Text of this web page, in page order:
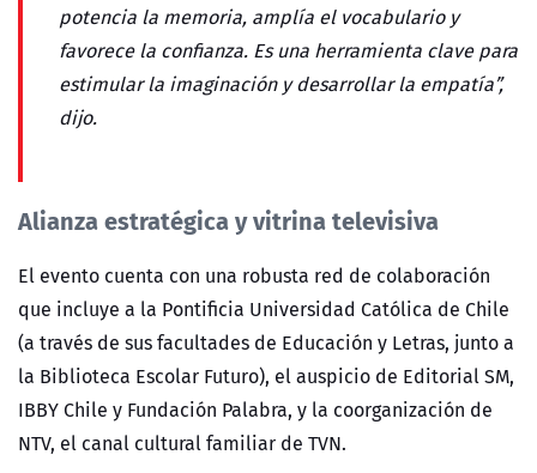
potencia la memoria, amplía el vocabulario y
favorece la confianza. Es una herramienta clave para
estimular la imaginación y desarrollar la empatía”,
dijo.
Alianza estratégica y vitrina televisiva
El evento cuenta con una robusta red de colaboración
que incluye a la Pontificia Universidad Católica de Chile
(a través de sus facultades de Educación y Letras, junto a
la Biblioteca Escolar Futuro), el auspicio de Editorial SM,
IBBY Chile y Fundación Palabra, y la coorganización de
NTV, el canal cultural familiar de TVN.